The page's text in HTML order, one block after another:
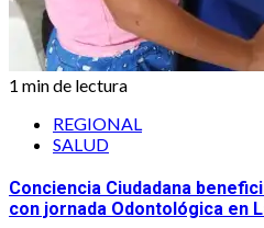
1 min de lectura
REGIONAL
SALUD
Conciencia Ciudadana
con jornada Odontológica en